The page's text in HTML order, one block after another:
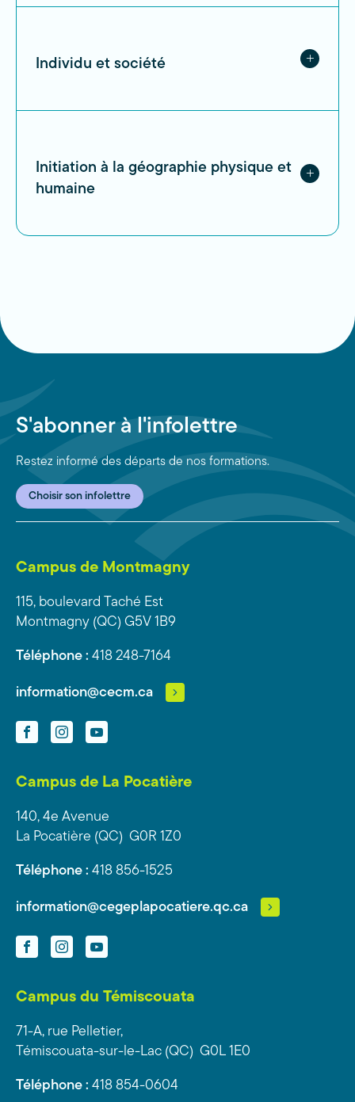
Individu et société
Initiation à la géographie physique et
humaine
S'abonner à l'infolettre
Restez informé des départs de nos formations.
Choisir son infolettre
Campus de Montmagny
115, boulevard Taché Est
Montmagny (QC) G5V 1B9
Téléphone : 418 248-7164
information@cecm.ca
FacebookInstagramYouTube
Campus de La Pocatière
140, 4e Avenue
La Pocatière (QC) G0R 1Z0
Téléphone : 418 856-1525
information@cegeplapocatiere.qc.ca
FacebookInstagramYouTube
Campus du Témiscouata
71-A, rue Pelletier,
Témiscouata-sur-le-Lac (QC) G0L 1E0
Téléphone : 418 854-0604